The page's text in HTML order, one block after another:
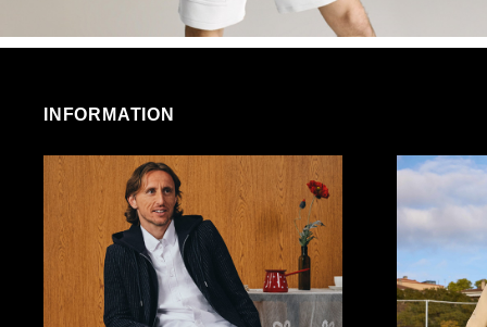
INFORMATION